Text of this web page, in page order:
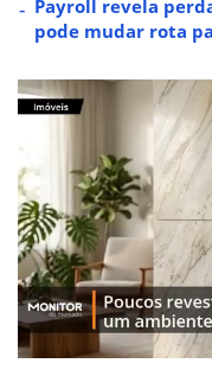
Payroll revela
pode mudar rota